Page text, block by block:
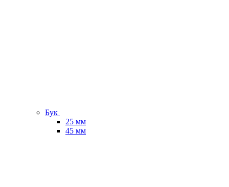
Бук
25 мм
45 мм